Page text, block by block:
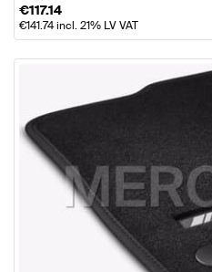
€117.14
€141.74incl. 21% LV VAT